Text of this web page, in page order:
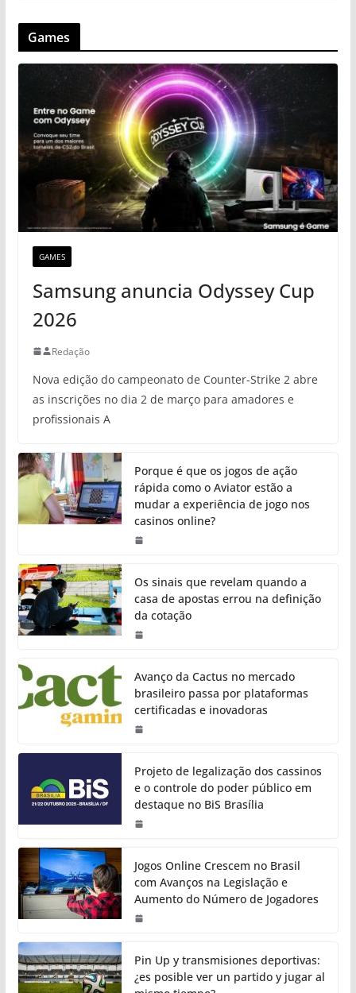
Games
GAMES
Samsung anuncia Odyssey Cup
2026
Redação
Nova edição do campeonato de Counter-Strike 2 abre
as inscrições no dia 2 de março para amadores e
profissionais A
Porque é que os jogos de ação
rápida como o Aviator estão a
mudar a experiência de jogo nos
casinos online?
Os sinais que revelam quando a
casa de apostas errou na definição
da cotação
Avanço da Cactus no mercado
brasileiro passa por plataformas
certificadas e inovadoras
Projeto de legalização dos cassinos
e o controle do poder público em
destaque no BiS Brasília
Jogos Online Crescem no Brasil
com Avanços na Legislação e
Aumento do Número de Jogadores
Pin Up y transmisiones deportivas:
¿es posible ver un partido y jugar al